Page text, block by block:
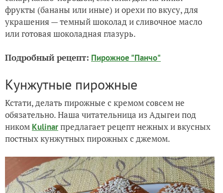
фрукты (бананы или иные) и орехи по вкусу, для
украшения — темный шоколад и сливочное масло
или готовая шоколадная глазурь.
Подробный рецепт: Пирожное "Панчо"
Кунжутные пирожные
Кстати, делать пирожные с кремом совсем не
обязательно. Наша читательница из Адыгеи под
ником Kulinarпредлагает рецепт нежных и вкусных
постных кунжутных пирожных с джемом.